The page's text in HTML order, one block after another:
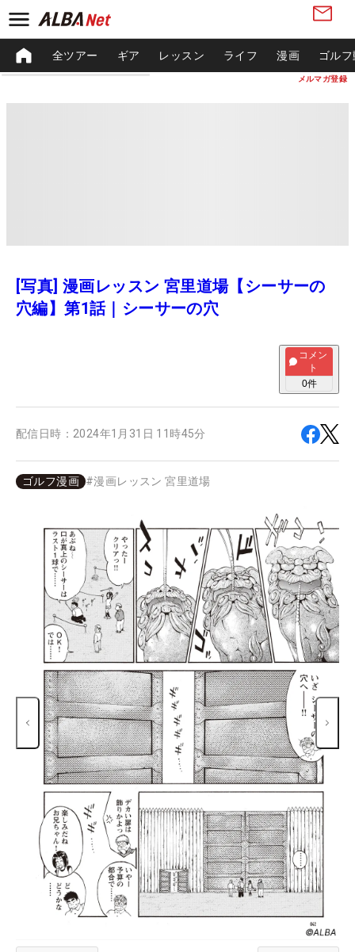
メルマガ登録
全ツアー ギア レッスン ライフ 漫画 ゴル
[写真] 漫画レッスン 宮里道場【シーサーの
穴編】第1話｜シーサーの穴
コメン
ト
0件
配信日時： 2024年1月31日 11時45分
ゴルフ漫画 #漫画レッスン 宮里道場